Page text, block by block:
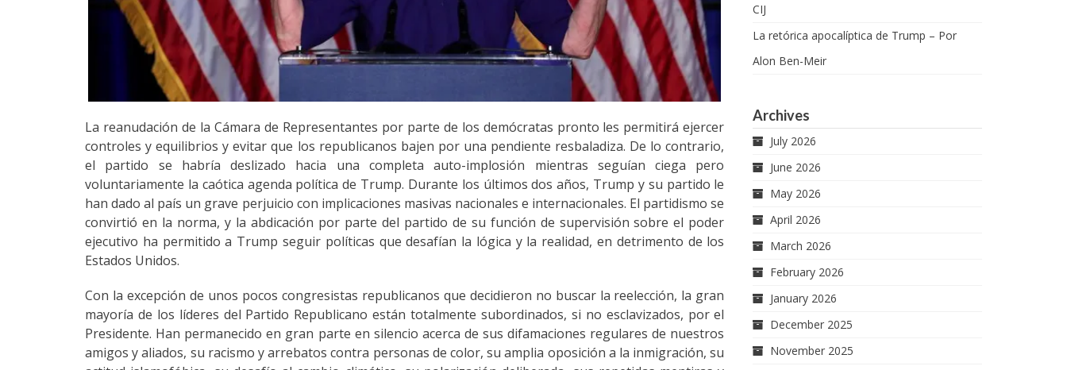
La reanudación de la Cámara de Representantes por parte de los demócratas pronto les permitirá ejercer
controles y equilibrios y evitar que los republicanos bajen por una pendiente resbaladiza. De lo contrario,
el partido se habría deslizado hacia una completa auto-implosión mientras seguían ciega pero
voluntariamente la caótica agenda política de Trump. Durante los últimos dos años, Trump y su partido le
han dado al país un grave perjuicio con implicaciones masivas nacionales e internacionales. El partidismo se
convirtió en la norma, y la abdicación por parte del partido de su función de supervisión sobre el poder
ejecutivo ha permitido a Trump seguir políticas que desafían la lógica y la realidad, en detrimento de los
Estados Unidos.
Con la excepción de unos pocos congresistas republicanos que decidieron no buscar la reelección, la gran
mayoría de los líderes del Partido Republicano están totalmente subordinados, si no esclavizados, por el
Presidente. Han permanecido en gran parte en silencio acerca de sus difamaciones regulares de nuestros
amigos y aliados, su racismo y arrebatos contra personas de color, su amplia oposición a la inmigración, su
CIJ
La retórica apocalíptica de Trump – Por
Alon Ben-Meir
Archives
July 2026
June 2026
May 2026
April 2026
March 2026
February 2026
January 2026
December 2025
November 2025